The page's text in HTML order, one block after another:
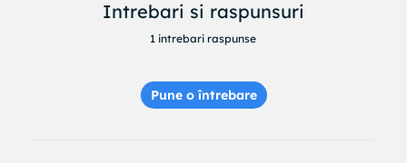
Intrebari si raspunsuri
1 intrebari raspunse
Pune o întrebare